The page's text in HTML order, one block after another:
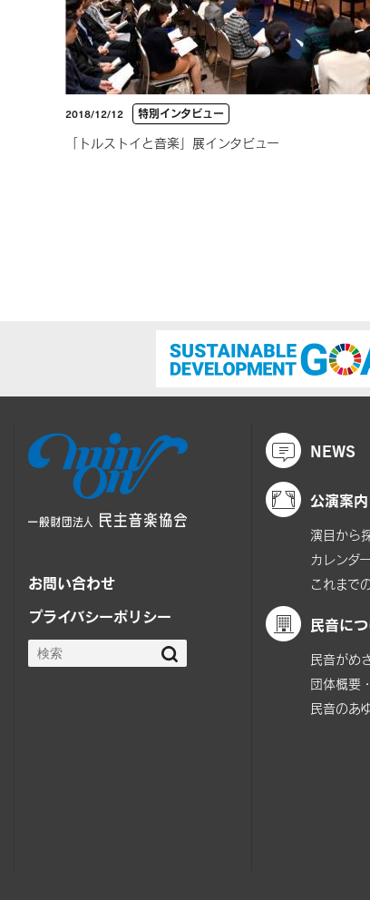
2018/12/12 特別インタビュー
「トルストイと音楽」展インタビュー
お問い合わせ
プライバシーポリシー
NEWS
公演案内
演目から
カレンダ
これまで
民音に
民音がめ
団体概要
民音のあ